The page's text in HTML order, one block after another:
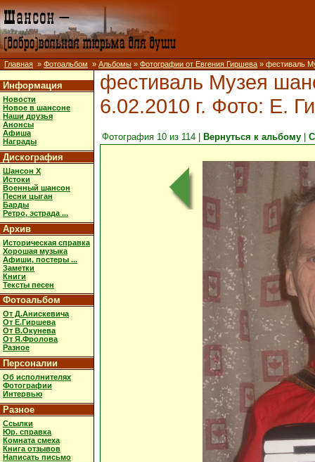
Главная » Фотоальбом » Альбомы » Фотографии от Евгения Гиршева » фестиваль
Информация
Новости
Новое в шансоне
Наши друзья
Анонсы
Афиша
Награды
Дискография
Шансон X
Истоки
Военный шансон
Песни цыган
Барды
Ретро, эстрада ...
Архив
Историческая справка
Хорошая музыка
Афиши, постеры ...
Заметки
Книги
Тексты песен
Фотоальбом
От Д.Анискевича
От Е.Гиршева
От В.Окунева
От Я.Фролова
Разное
Персоналии
Об исполнителях
Фотографии
Интервью
Разное
Ссылки
Юр. справка
Комната смеха
Книга отзывов
Написать письмо
фестиваль Музея
6.02.2010 г. Фото: Е.
Фотография 10 из 114 | Вернуться к альбому